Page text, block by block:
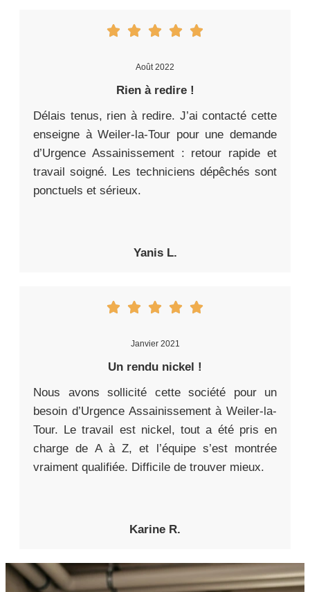
Août 2022
Rien à redire !
Délais tenus, rien à redire. J’ai contacté cette
enseigne à Weiler-la-Tour pour une demande
d’Urgence Assainissement : retour rapide et
travail soigné. Les techniciens dépêchés sont
ponctuels et sérieux.
Yanis L.
Janvier 2021
Un rendu nickel !
Nous avons sollicité cette société pour un
besoin d’Urgence Assainissement à Weiler-la-
Tour. Le travail est nickel, tout a été pris en
charge de A à Z, et l’équipe s’est montrée
vraiment qualifiée. Difficile de trouver mieux.
Karine R.